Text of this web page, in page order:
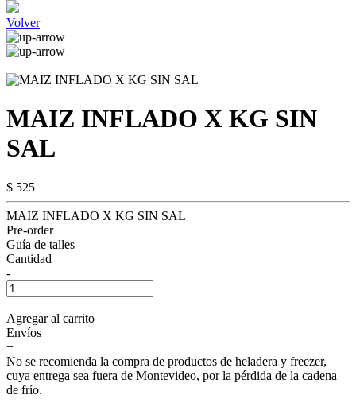
Volver
MAIZ INFLADO X KG SIN
SAL
$ 525
MAIZ INFLADO X KG SIN SAL
Pre-order
Guía de talles
Cantidad
-
+
Agregar al carrito
Envíos
+
No se recomienda la compra de productos de heladera y freezer,
cuya entrega sea fuera de Montevideo, por la pérdida de la cadena
de frío.